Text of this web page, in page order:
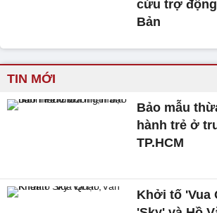
cứu trợ
Bản
TIN MỚI
Bảo mẫu
hành trẻ ở
TP.HCM
Khởi tố 'Vua